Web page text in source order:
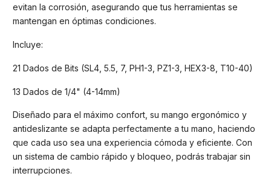
evitan la corrosión, asegurando que tus herramientas se
mantengan en óptimas condiciones.
Incluye:
21 Dados de Bits (SL4, 5.5, 7, PH1-3, PZ1-3, HEX3-8, T10-40)
13 Dados de 1/4" (4-14mm)
Diseñado para el máximo confort, su mango ergonómico y
antideslizante se adapta perfectamente a tu mano, haciendo
que cada uso sea una experiencia cómoda y eficiente. Con
un sistema de cambio rápido y bloqueo, podrás trabajar sin
interrupciones.